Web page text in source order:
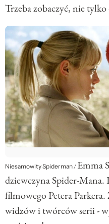
Trzeba zobaczyć, nie
Niesamowity Spiderman/Emma
dziewczyna Spider-Mana.
filmowego Petera Parkera.
widzów i twórców serii -